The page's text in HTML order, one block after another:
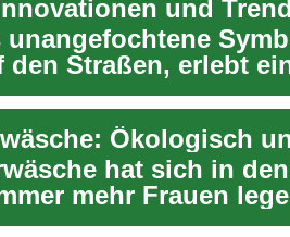
und
Straßen, erlebt
Ökologisch
hat sich in
mehr Frauen